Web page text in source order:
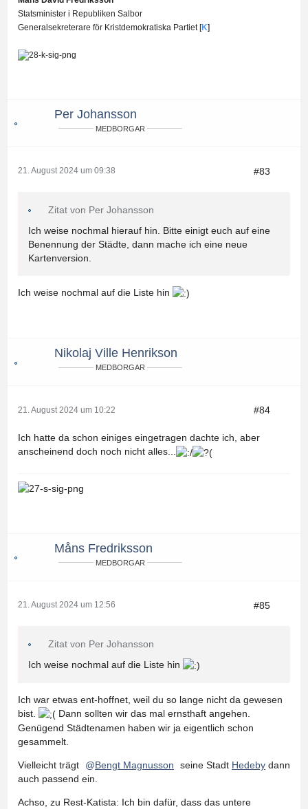
Statsminister i Republiken Salbor
Generalsekreterare för Kristdemokratiska Partiet [K]
Per Johansson
MEDBORGAR
21. August 2024 um 09:38 #83
Zitat von Per Johansson
Ich weise nochmal hierauf hin. Bitte einigt euch auf eine
Benennung der Städte, dann mache ich eine neue
Kartenversion.
Ich weise nochmal auf die Liste hin
Nikolaj Ville Henrikson
MEDBORGAR
21. August 2024 um 10:22 #84
Ich hatte da schon einiges eingetragen dachte ich, aber
anscheinend doch noch nicht alles...
Måns Fredriksson
MEDBORGAR
21. August 2024 um 12:56 #85
Zitat von Per Johansson
Ich weise nochmal auf die Liste hin
Ich war etwas ent-hoffnet, weil du so lange nicht da gewesen
bist.
Dann sollten wir das mal ernsthaft angehen.
Genügend Städtenamen haben wir ja eigentlich schon
gesammelt.
Vielleicht trägt Bengt Magnusson seine Stadt Hedeby dann
auch passend ein.
Achso, zu Rest-Katista: Ich bin dafür, dass das untere